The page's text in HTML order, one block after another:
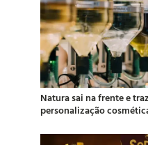
Natura sai na frente e
personalização